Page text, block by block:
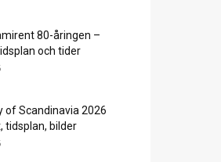
80-åringen –
och tider
of Scandinavia 2026
tidsplan, bilder